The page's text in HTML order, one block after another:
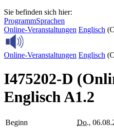
Sie befinden sich hier:
ProgrammSprachen
Online-Veranstaltungen Englisch
Online-Veranstaltungen Englisch
I475202-D
Englisch A1.2
Beginn Do.,